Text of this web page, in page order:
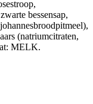
bessensap,
(natriumcitraten,
MELK.